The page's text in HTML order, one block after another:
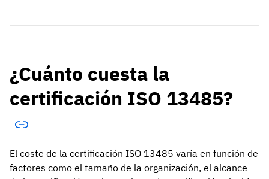
¿Cuánto cuesta la
certificación ISO 13485?
El coste de la certificación ISO 13485 varía en función de
factores como el tamaño de la organización, el alcance